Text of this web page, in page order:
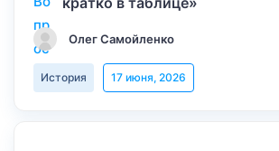
Олег Самойленко
История 17 июня, 2026